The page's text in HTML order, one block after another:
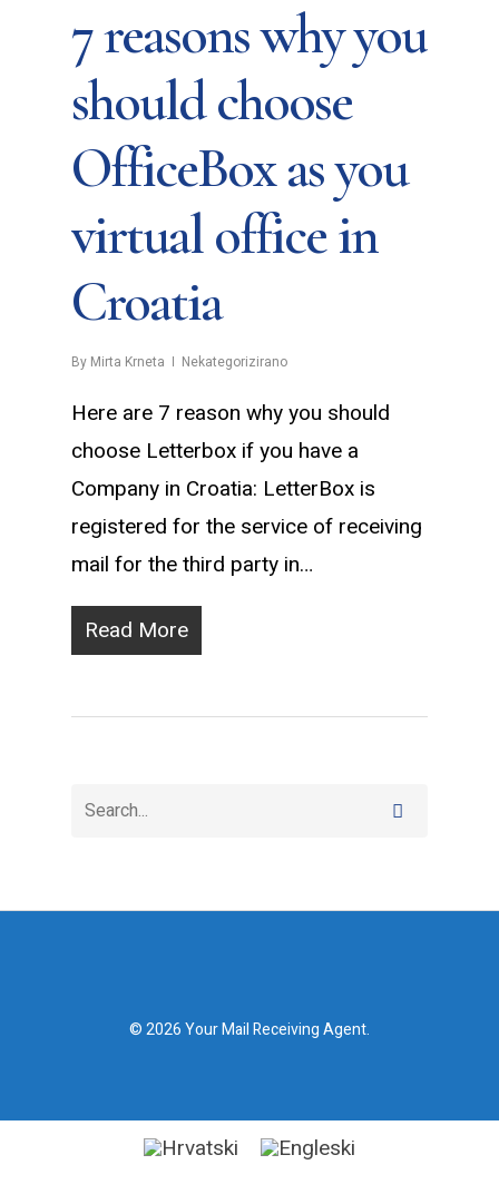
7 reasons why you
should choose
OfficeBox as you
virtual office in
Croatia
By Mirta Krneta Nekategorizirano
Here are 7 reason why you should
choose Letterbox if you have a
Company in Croatia: LetterBox is
registered for the service of receiving
mail for the third party in…
Read More
© 2026 Your Mail Receiving Agent.